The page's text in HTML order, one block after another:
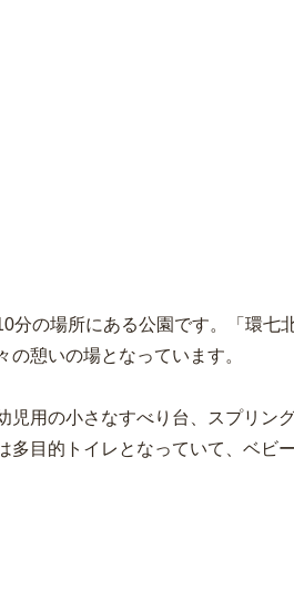
分の場所にある公園です。「環七
憩いの場となっています。
児用の小さなすべり台、スプリン
多目的トイレとなっていて、ベビー